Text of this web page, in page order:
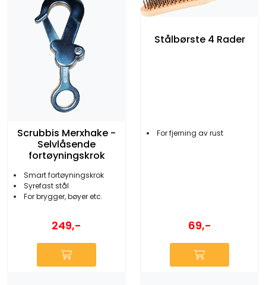
Scrubbis Merxhake -
Selvlåsende
fortøyningskrok
Smart fortøyningskrok
Syrefast stål
For brygger, bøyer etc.
249,-
Stålbørste 4 Rader
For fjerning av rust
69,-